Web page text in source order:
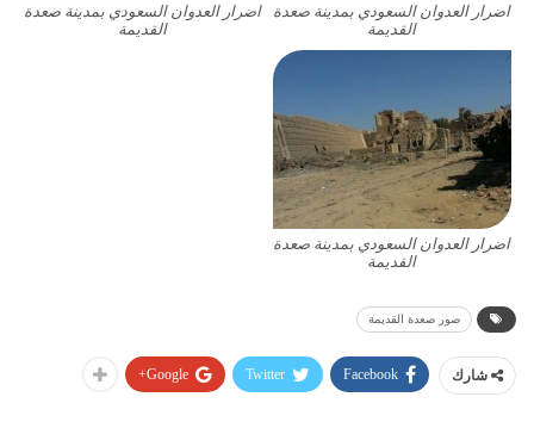
اضرار العدوان السعودي بمدينة صعدة
القديمة
اضرار العدوان السعودي بمدينة صعدة
القديمة
اضرار العدوان السعودي بمدينة صعدة
القديمة
صور صعدة القديمة
شارك Facebook
Twitter
Google+